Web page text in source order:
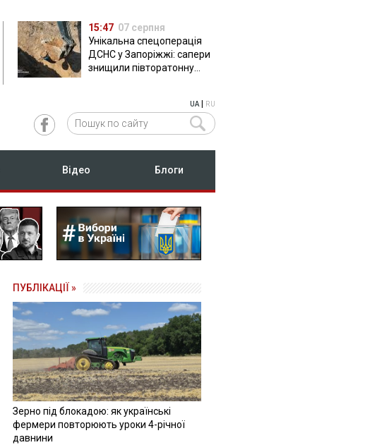
15:47 07 серпня
Унікальна спецоперація
ДСНС у Запоріжжі: сапери
знищили півторатонну
UA| RU
Відео Блоги
ПУБЛІКАЦІЇ »
Зерно під блокадою: як українські
фермери повторюють уроки 4-річної
давнини